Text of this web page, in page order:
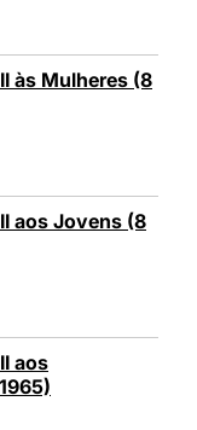
às Mulheres (8
aos Jovens (8
aos